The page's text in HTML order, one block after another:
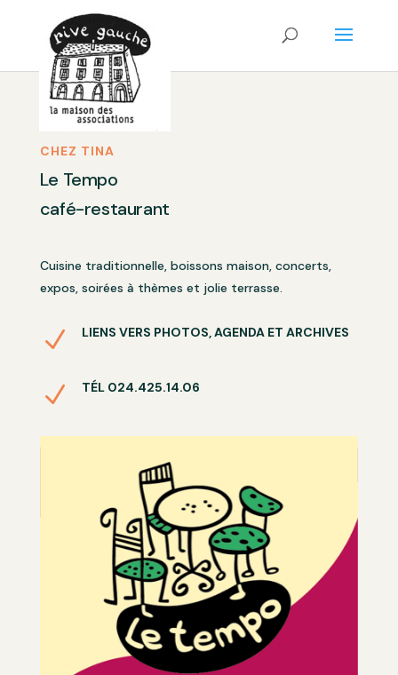
CHEZ TINA
Le Tempo
café-restaurant
Cuisine traditionnelle, boissons maison, concerts,
expos, soirées à thèmes et jolie terrasse.
N LIENS VERS PHOTOS, AGENDA ET ARCHIVES
N TÉL 024.425.14.06